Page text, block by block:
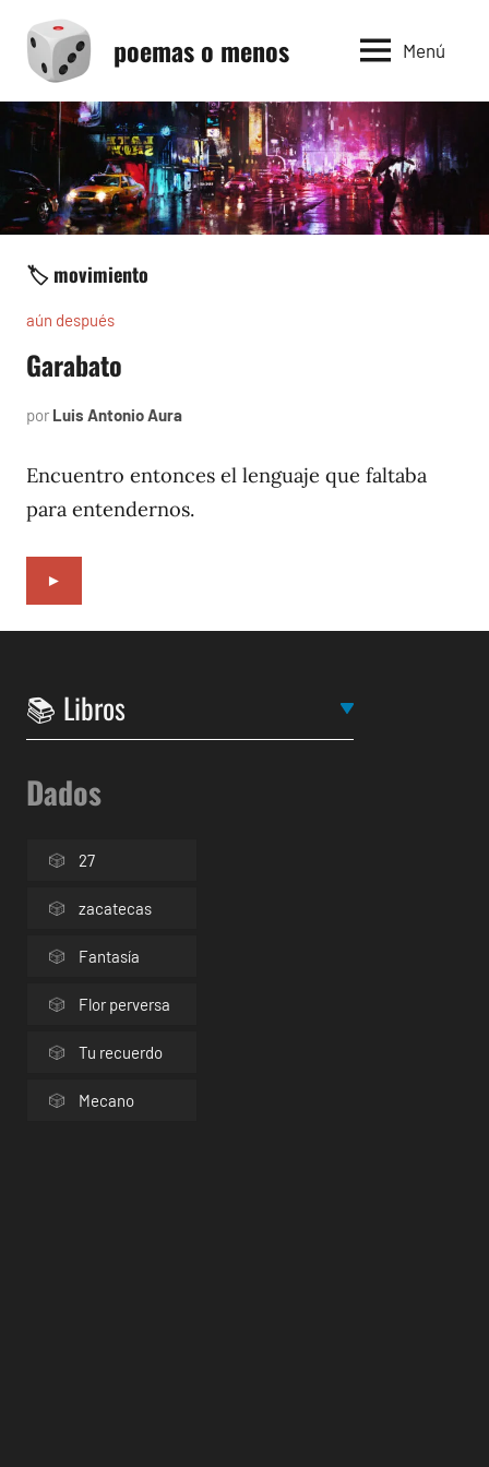
contenido
poemas o menos Menú
🏷️ movimiento
aún después
Garabato
por Luis Antonio Aura
2004
Encuentro entonces el lenguaje que faltaba
para entendernos.
►
Dados
27
zacatecas
Fantasía
Flor perversa
Tu recuerdo
Mecano